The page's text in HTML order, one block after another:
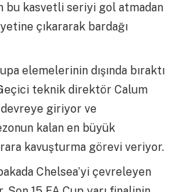
bu kasvetli seriyi gol atmadan
çıkararak bardağı
elemelerinin dışında bıraktı
teknik direktör Calum
giriyor ve
kalan en büyük
kavuşturma görevi veriyor.
Chelsea’yi çevreleyen